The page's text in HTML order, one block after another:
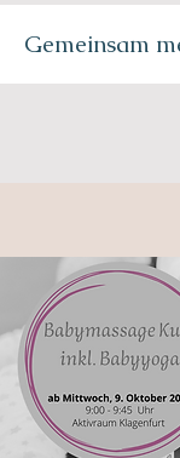
Gemeinsam